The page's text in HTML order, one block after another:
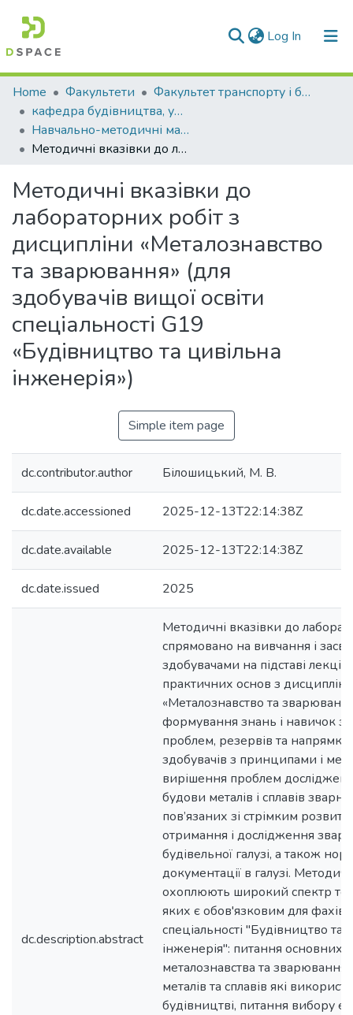
Log In (current)
Communities & Collections
All of DSpace
Statistics
Home Факультети
Факультет транспорту і будівництва
кафедра будівництва, урбаністики та просторового планування
Навчально-методичні матеріали (КБУтаПП)
Методичні вказівки до лабораторних робіт з дисципліни «Металознавство та зварювання» (для здобувачів вищої освіти спеціальності G19 «Будівництво та цивільна інженерія»)
Методичні вказівки до
лабораторних робіт з
дисципліни «Металознавство
та зварювання» (для
здобувачів вищої освіти
спеціальності G19
«Будівництво та цивільна
інженерія»)
Simple item page
dc.contributor.author Білошицький, М. В.
dc.date.accessioned 2025-12-13T22:14:38Z
dc.date.available 2025-12-13T22:14:38Z
dc.date.issued 2025
dc.description.abstract
Методичні вказівки до
спрямовано на вивчання і
здобувачами на підставі
практичних основ з дисципліни
«Металознавство та
формування знань і навичок з
проблем, резервів та
здобувачів з принципами і
вирішення проблем
будови металів і сплавів
пов’язаних зі стрімким
отримання і дослідження
будівельної галузі, а також
документації в галузі.
охоплюють широкий спектр
яких є обов'язковим для
спеціальності "Будівництво та
інженерія": питання основних
металознавства та
металів та сплавів які
будівництві, питання вибору